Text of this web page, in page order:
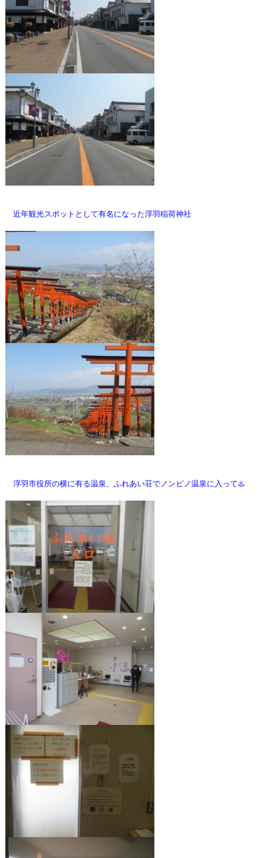
近年観光スポットとして有名になった浮羽稲荷神社
浮羽市役所の横に有る温泉、ふれあい荘でノンピノ温泉に入って♨️